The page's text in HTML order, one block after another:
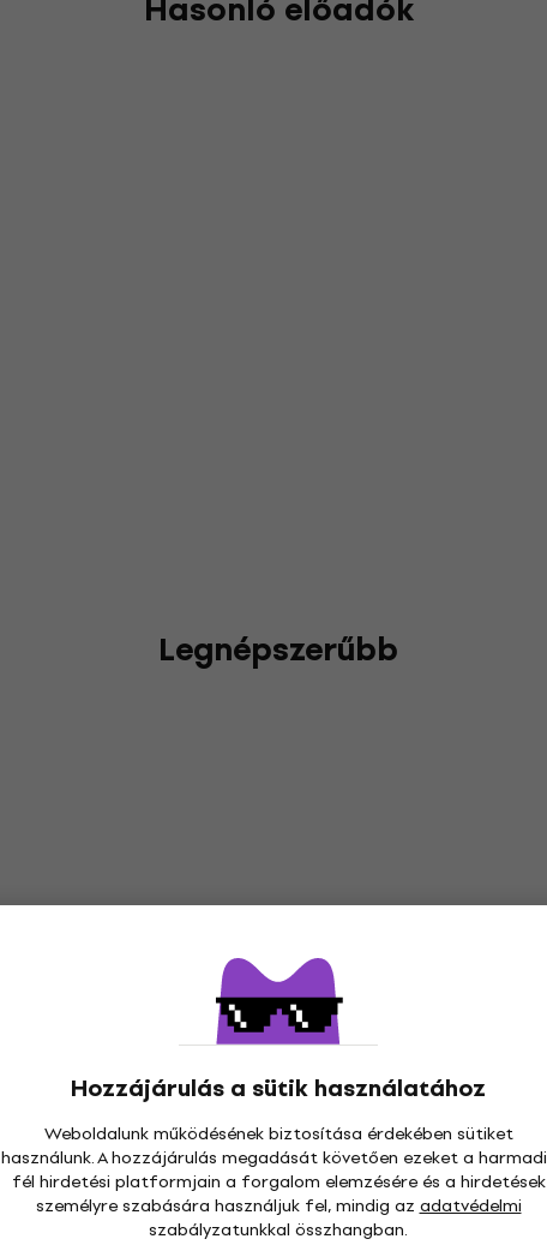
Hozzájárulás a sütik használatához
Weboldalunk működésének biztosítása érdekében sütiket
használunk. A hozzájárulás megadását követően ezeket a
fél hirdetési platformjain a forgalom elemzésére és a hirdetések
személyre szabására használjuk fel, mindig azadatvédelmi
szabályzatunkkal összhangban.
Hasonló előadók
Legnépszerűbb